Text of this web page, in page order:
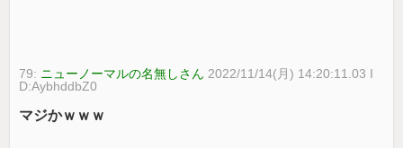
79: ニューノーマルの名無しさん 2022/11/14(月) 14:20:11.03 I
D:AybhddbZ0
マジかｗｗｗ